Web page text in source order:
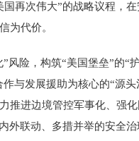
再次伟大”的战略议程，
为代价。
险，构筑“美国堡垒”的“
与发展援助为核心的“源
进边境管控军事化、强
外联动、多措并举的安全